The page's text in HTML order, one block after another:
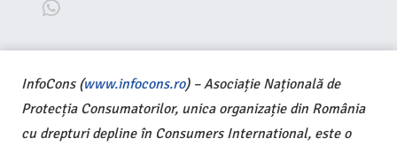
InfoCons (www.infocons.ro) – Asociație Națională de
Protecția Consumatorilor, unica organizație din România
cu drepturi depline în Consumers International, este o